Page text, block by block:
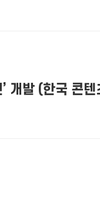
개발 (한국 콘